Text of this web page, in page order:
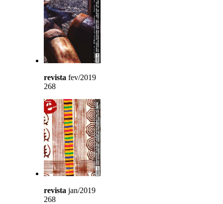
revista fev/2019
268
revista jan/2019
268